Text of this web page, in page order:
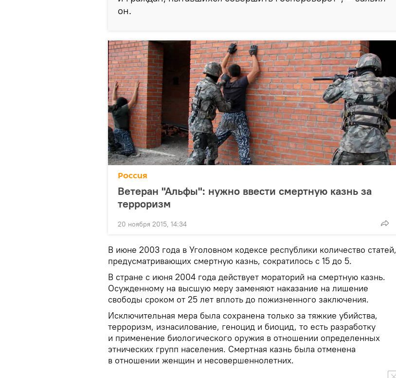
он.
Россия
Ветеран "Альфы": нужно ввести смертную казнь за
терроризм
20 ноября 2015, 14:34
В июне 2003 года в Уголовном кодексе республики количество статей,
предусматривающих смертную казнь, сократилось с 15 до 5.
В стране с июня 2004 года действует мораторий на смертную казнь.
Осужденному на высшую меру заменяют наказание на лишение
свободы сроком от 25 лет вплоть до пожизненного заключения.
Исключительная мера была сохранена только за тяжкие убийства,
терроризм, изнасилование, геноцид и биоцид, то есть разработку
и применение биологического оружия в отношении определенных
этнических групп населения. Смертная казнь была отменена
в отношении женщин и несовершеннолетних.